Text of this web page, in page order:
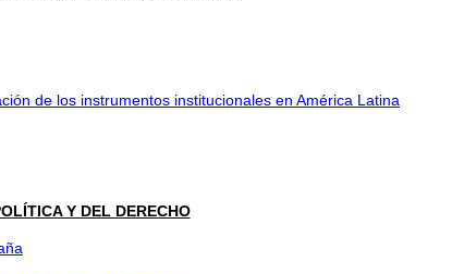
de los instrumentos institucionales en América Latina
Y DEL DERECHO